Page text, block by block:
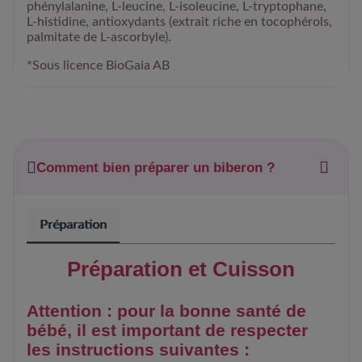
phénylalanine, L-leucine, L-isoleucine, L-tryptophane,
L-histidine, antioxydants (extrait riche en tocophérols,
palmitate de L-ascorbyle).
*Sous licence BioGaia AB
Comment bien préparer un biberon ?
Préparation
Préparation et Cuisson
Attention : pour la bonne santé de
bébé, il est important de respecter
les instructions suivantes :